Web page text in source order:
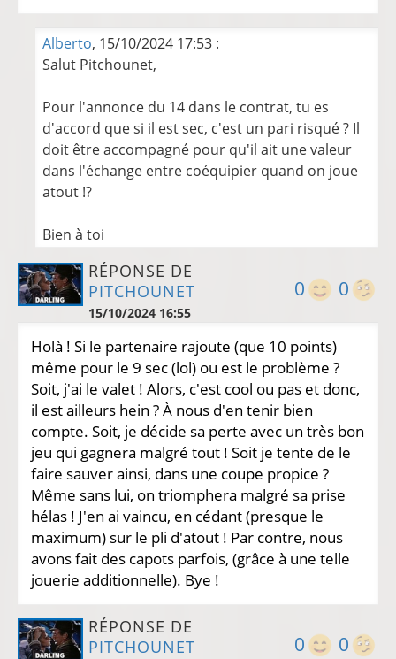
Alberto, 15/10/2024 17:53 :
Salut Pitchounet,
Pour l'annonce du 14 dans le contrat, tu es
d'accord que si il est sec, c'est un pari risqué ? Il
doit être accompagné pour qu'il ait une valeur
dans l'échange entre coéquipier quand on joue
atout !?
Bien à toi
0
0
RÉPONSE DE
PITCHOUNET
15/10/2024 16:55
Holà ! Si le partenaire rajoute (que 10 points)
même pour le 9 sec (lol) ou est le problème ?
Soit, j'ai le valet ! Alors, c'est cool ou pas et donc,
il est ailleurs hein ? À nous d'en tenir bien
compte. Soit, je décide sa perte avec un très bon
jeu qui gagnera malgré tout ! Soit je tente de le
faire sauver ainsi, dans une coupe propice ?
Même sans lui, on triomphera malgré sa prise
hélas ! J'en ai vaincu, en cédant (presque le
maximum) sur le pli d'atout ! Par contre, nous
avons fait des capots parfois, (grâce à une telle
jouerie additionnelle). Bye !
0
0
RÉPONSE DE
PITCHOUNET